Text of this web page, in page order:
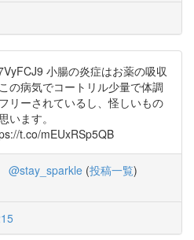
小腸の炎症はお薬の吸収
の病気でコートリル少量で体調
リーされているし、怪しいもの
います。
t.co/mEUxRSp5QB
@stay_sparkle (投稿一覧)